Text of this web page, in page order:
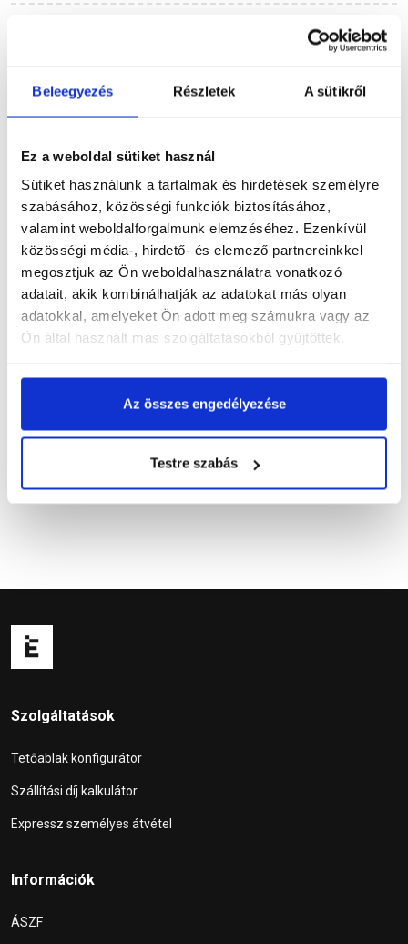
Beleegyezés Részletek A sütikről
Ez a weboldal sütiket használ
Sütiket használunk a tartalmak és hirdetések személyre
szabásához, közösségi funkciók biztosításához,
valamint weboldalforgalmunk elemzéséhez. Ezenkívül
közösségi média-, hirdető- és elemező partnereinkkel
megosztjuk az Ön weboldalhasználatra vonatkozó
adatait, akik kombinálhatják az adatokat más olyan
adatokkal, amelyeket Ön adott meg számukra vagy az
Ön által használt más szolgáltatásokból gyűjtöttek.
Az összes engedélyezése
Testre szabás
Részletes leírás
Termékinformáció
Vásárlói vélemények
Kérdések és válaszok
Szolgáltatások
Tetőablak konfigurátor
Szállítási díj kalkulátor
Expressz személyes átvétel
Információk
ÁSZF